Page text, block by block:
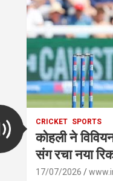
CRICKET SPORTS
कोहली ने
संग रचा नया
17/07/2026